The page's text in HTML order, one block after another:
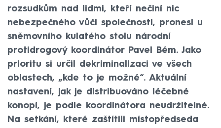
rozsudkům nad lidmi, kteří nečiní nic
nebezpečného vůči společnosti, pronesl u
sněmovního kulatého stolu národní
protidrogový koordinátor Pavel Bém. Jako
prioritu si určil dekriminalizaci ve všech
oblastech, „kde to je možné“. Aktuální
nastavení, jak je distribuováno léčebné
konopí, je podle koordinátora neudržitelné.
Na setkání, které zaštítili místopředseda